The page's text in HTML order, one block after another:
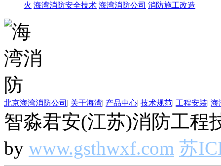
火 海湾消防安全技术 海湾消防公司 消防施工改造
北京海湾消防公司 | 关于海湾| 产品中心| 技术规范| 工程安装| 海
智淼君安(江苏)消防工程
by www.gsthwxf.com 苏